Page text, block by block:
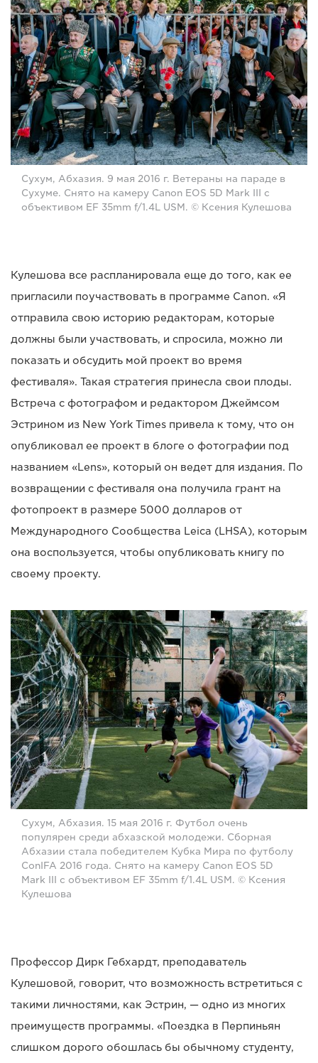
Сухум, Абхазия. 9 мая 2016 г. Ветераны на параде в
Сухуме. Снято на камеру Canon EOS 5D Mark III с
объективом EF 35mm f/1.4L USM. © Ксения Кулешова
Кулешова все распланировала еще до того, как ее
пригласили поучаствовать в программе Canon. «Я
отправила свою историю редакторам, которые
должны были участвовать, и спросила, можно ли
показать и обсудить мой проект во время
фестиваля». Такая стратегия принесла свои плоды.
Встреча с фотографом и редактором Джеймсом
Эстрином из New York Times привела к тому, что он
опубликовал ее проект в блоге о фотографии под
названием «Lens», который он ведет для издания. По
возвращении с фестиваля она получила грант на
фотопроект в размере 5000 долларов от
Международного Сообщества Leica (LHSA), которым
она воспользуется, чтобы опубликовать книгу по
своему проекту.
Сухум, Абхазия. 15 мая 2016 г. Футбол очень
популярен среди абхазской молодежи. Сборная
Абхазии стала победителем Кубка Мира по футболу
ConIFA 2016 года. Снято на камеру Canon EOS 5D
Mark III с объективом EF 35mm f/1.4L USM. © Ксения
Кулешова
Профессор Дирк Гебхардт, преподаватель
Кулешовой, говорит, что возможность встретиться с
такими личностями, как Эстрин, — одно из многих
преимуществ программы. «Поездка в Перпиньян
слишком дорого обошлась бы обычному студенту,